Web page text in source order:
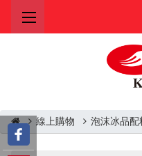
線上購物 泡沫冰品配